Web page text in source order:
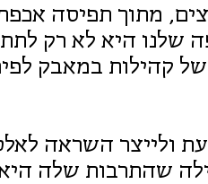
מתוך תפיסה
שלנו היא לא רק
קהילות במאבק
ולייצר השראה
שהתרבות שלה היא